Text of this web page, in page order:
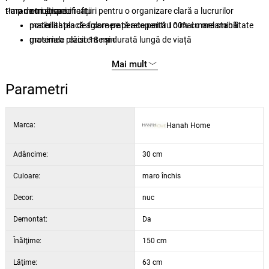
timp de mulți ani.
numeroase rafturi pentru o organizare clară a lucrurilor
posibilitatea de fixare pe perete pentru o mai mare stabilitate
materiale rezistente și durată lungă de viață
Parametri și specificații
material: placă aglomerată acoperită 100% cu melamină
grosimea plăcii: 18 mm
dimensiuni: lățime 63 cm, înălțime 150 cm, adâncime 30 cm
Culoare: nuc
Mai mult
Parametri
Marca: Hanah Home
Adâncime: 30 cm
Culoare: maro închis
Decor: nuc
Demontat: Da
Înălţime: 150 cm
Lăţime: 63 cm